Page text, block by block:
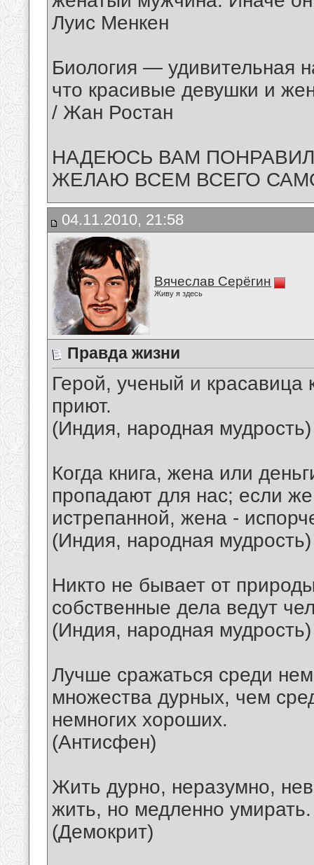
Луис Менкен
Биология — удивительная
что красивые девушки и
/ Жан Ростан
НАДЕЮСЬ ВАМ
ЖЕЛАЮ ВСЕМ ВСЕГО
04.11.2010, 21:58
Вячеслав Серёгин
Живу я здесь
Правда жизни
Герой, ученый и красавица
приют.
(Индия, народная мудрость)
Когда книга, жена или
пропадают для нас; если
истрепанной, жена -
(Индия, народная мудрость)
Никто не бывает от
собственные дела ведут
(Индия, народная мудрость)
Лучше сражаться среди
множества дурных, чем
немногих хороших.
(Антисфен)
Жить дурно, неразумно,
жить, но медленно умирать.
(Демокрит)